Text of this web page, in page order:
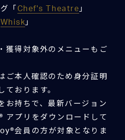
「 Chef's Theatre 」
Whisk 」
獲得対象外のメニューもご
ご本人確認のため身分証明
ております。
お持ちで、最新バージョン
プリをダウンロードして
会員の方が対象となりま